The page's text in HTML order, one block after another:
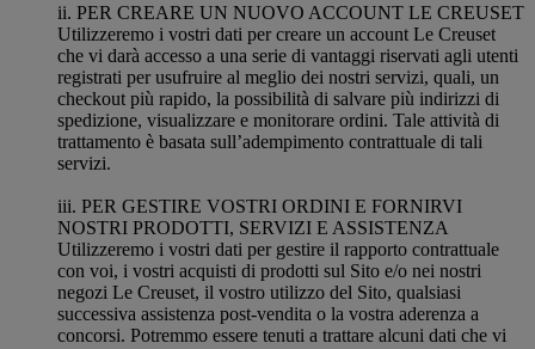
ii. PER CREARE UN NUOVO ACCOUNT LE CREUSET
Utilizzeremo i vostri dati per creare un account Le Creuset
che vi darà accesso a una serie di vantaggi riservati agli utenti
registrati per usufruire al meglio dei nostri servizi, quali, un
checkout più rapido, la possibilità di salvare più indirizzi di
spedizione, visualizzare e monitorare ordini. Tale attività di
trattamento è basata sull’adempimento contrattuale di tali
servizi.
iii. PER GESTIRE VOSTRI ORDINI E FORNIRVI
NOSTRI PRODOTTI, SERVIZI E ASSISTENZA
Utilizzeremo i vostri dati per gestire il rapporto contrattuale
con voi, i vostri acquisti di prodotti sul Sito e/o nei nostri
negozi Le Creuset, il vostro utilizzo del Sito, qualsiasi
successiva assistenza post-vendita o la vostra aderenza a
concorsi. Potremmo essere tenuti a trattare alcuni dati che vi